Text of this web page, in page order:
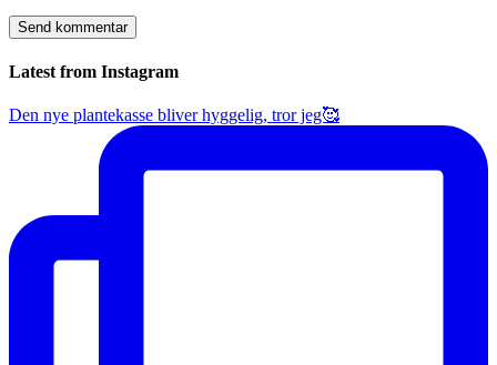
Latest from Instagram
Den nye plantekasse bliver hyggelig, tror jeg🥰